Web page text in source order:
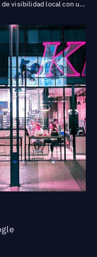
KFC cierra la brecha de visibilidad local con un ROI de 37:1